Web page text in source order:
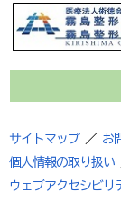
サイトマップ ／ お
個人情報の取り扱い
ウェブアクセシビリ